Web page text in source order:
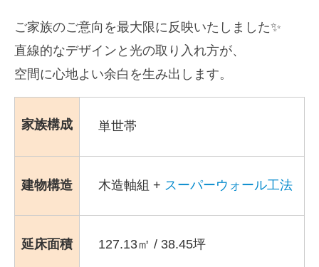
ご家族のご意向を最大限に反映いたしました✨
直線的なデザインと光の取り入れ方が、
空間に心地よい余白を生み出します。
家族構成 単世帯
建物構造 木造軸組 + スーパーウォール工法
延床面積 127.13㎡ / 38.45坪